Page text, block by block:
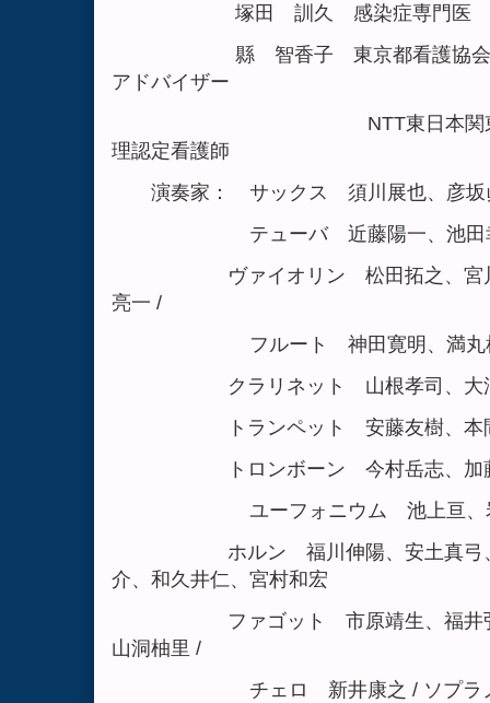
塚田 訓久 感染症専門医
縣 智香子 東京都看護協会 新型
アドバイザー
NTT東日本関東病院 感
理認定看護師
演奏家： サックス 須川展也、彦坂
テューバ 近藤陽一、池田幸
ヴァイオリン 松田拓之、宮川奈
亮一 /
フルート 神田寛明、満丸彬
クラリネット 山根孝司、大浦
トランペット 安藤友樹、本間
トロンボーン 今村岳志、加藤
ユーフォニウム 池上亘、岩黒
ホルン 福川伸陽、安土真弓、
介、和久井仁、宮村和宏
ファゴット 市原靖生、福井弘
山洞柚里 /
チェロ 新井康之 / ソプラノ